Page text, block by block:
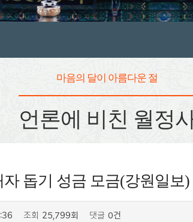
마음의 달이 아름다운 절
언론에 비친 월정
돕기 성금 모금(강원일보)
조회 25,799회 댓글 0건